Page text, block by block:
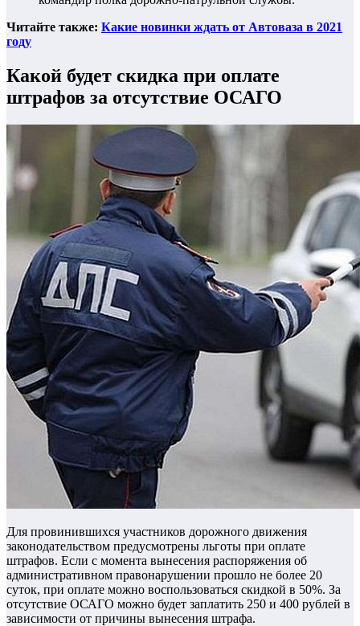
Читайте также: Какие новинки ждать от Автоваза в 2021
году
Какой будет скидка при оплате
штрафов за отсутствие ОСАГО
Для провинившихся участников дорожного движения
законодательством предусмотрены льготы при оплате
штрафов. Если с момента вынесения распоряжения об
административном правонарушении прошло не более 20
суток, при оплате можно воспользоваться скидкой в 50%. За
отсутствие ОСАГО можно будет заплатить 250 и 400 рублей в
зависимости от причины вынесения штрафа.